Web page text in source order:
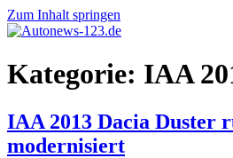
Zum Inhalt springen
123.de
mit
Kategorie: IAA
IAA 2013 Dacia Duster
modernisiert